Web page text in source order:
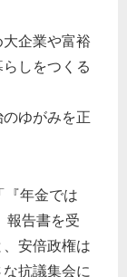
企業や富裕
しをつくる
のゆがみを正
『年金では
報告書を受
安倍政権は
抗議集会に